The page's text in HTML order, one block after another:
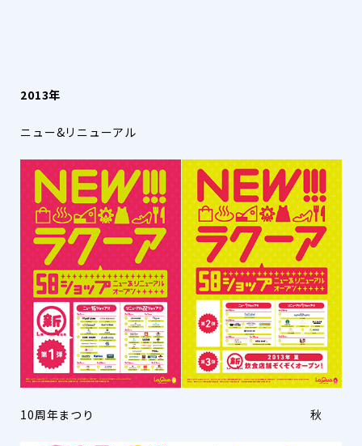
2013年
ニュー&リニューアル
10周年まつり 秋